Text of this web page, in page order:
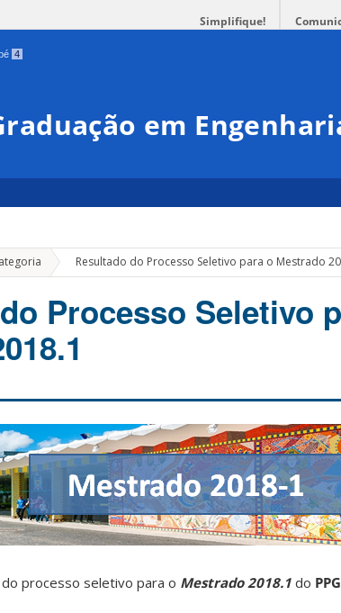
Simplifique!
4
em
» Resultado do Processo Seletivo para o Mestrado
Processo Seletivo
processo seletivo para o Mestrado 2018.1 do